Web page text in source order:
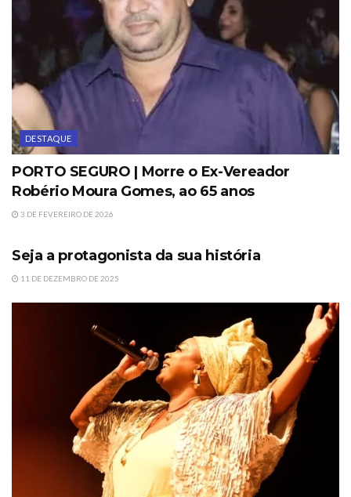
DESTAQUE
PORTO SEGURO | Morre o Ex-Vereador
Robério Moura Gomes, ao 65 anos
3 DE FEVEREIRO DE 2026
Seja a protagonista da sua história
11 DE DEZEMBRO DE 2025